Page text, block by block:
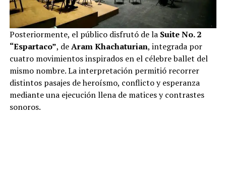
Posteriormente, el público disfrutó de la Suite No. 2
“Espartaco”, deAram Khachaturian, integrada por
cuatro movimientos inspirados en el célebre ballet del
mismo nombre. La interpretación permitió recorrer
distintos pasajes de heroísmo, conflicto y esperanza
mediante una ejecución llena de matices y contrastes
sonoros.